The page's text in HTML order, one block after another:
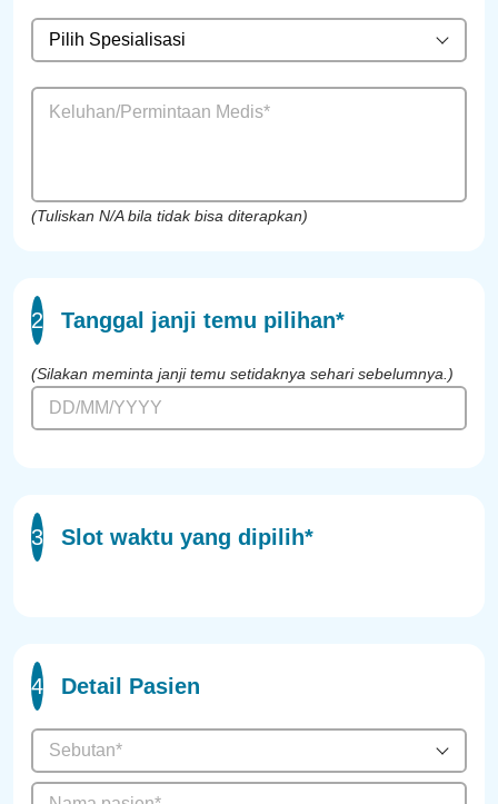
Pilih Spesialisasi
(Tuliskan N/A bila tidak bisa diterapkan)
2 Tanggal janji temu pilihan*
(Silakan meminta janji temu setidaknya sehari sebelumnya.)
3 Slot waktu yang dipilih*
4 Detail Pasien
Sebutan*